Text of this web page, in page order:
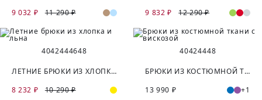
9 032 ₽
11 290 ₽
9 832 ₽
12 290 ₽
4042444648
ЛЕТНИЕ БРЮКИ ИЗ ХЛОПКА И ЛЬНА
8 232 ₽
10 290 ₽
40424448
БРЮКИ ИЗ КОСТЮМНОЙ ТКАНИ С ВИСКОЗОЙ
13 990 ₽
+1